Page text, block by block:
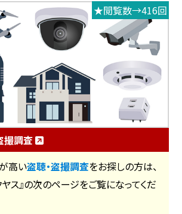
★閲覧数→416回
撮調査
高い盗聴・盗撮調査をお探しの方は、
ス』の次のページをご覧になってくだ